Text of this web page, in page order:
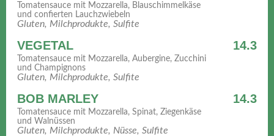
Tomatensauce mit Mozzarella, Blauschimmelkäse
und confierten Lauchzwiebeln
Gluten, Milchprodukte, Sulfite
VEGETAL 14.3
Tomatensauce mit Mozzarella, Aubergine, Zucchini
und Champignons
Gluten, Milchprodukte, Sulfite
BOB MARLEY 14.3
Tomatensauce mit Mozzarella, Spinat, Ziegenkäse
und Walnüssen
Gluten, Milchprodukte, Nüsse, Sulfite